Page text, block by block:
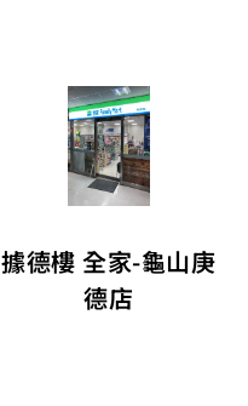
據德樓 全家-龜山庚
德店